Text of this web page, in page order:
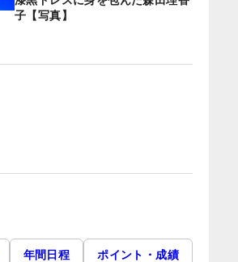
子【写真】
年間日程 ポイント・成績